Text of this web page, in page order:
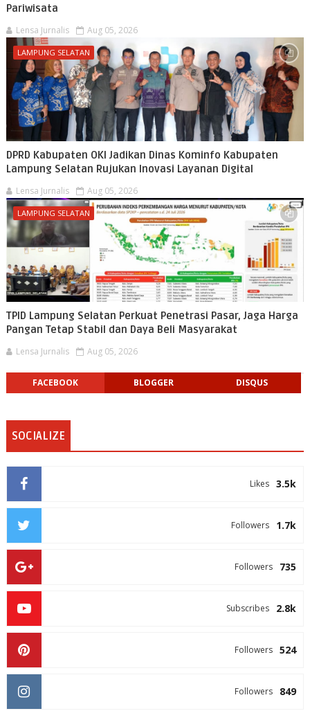
Pariwisata
Lensa Jurnalis Aug 05, 2026
LAMPUNG SELATAN
DPRD Kabupaten OKI Jadikan Dinas Kominfo Kabupaten
Lampung Selatan Rujukan Inovasi Layanan Digital
Lensa Jurnalis Aug 05, 2026
LAMPUNG SELATAN
TPID Lampung Selatan Perkuat Penetrasi Pasar, Jaga Harga
Pangan Tetap Stabil dan Daya Beli Masyarakat
Lensa Jurnalis Aug 05, 2026
FACEBOOK BLOGGER DISQUS
SOCIALIZE
3.5k
Likes
1.7k
Followers
735
Followers
2.8k
Subscribes
524
Followers
849
Followers